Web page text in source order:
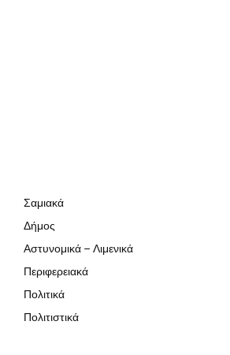
Σαμιακά
Δήμος
Αστυνομικά – Λιμενικά
Περιφερειακά
Πολιτικά
Πολιτιστικά